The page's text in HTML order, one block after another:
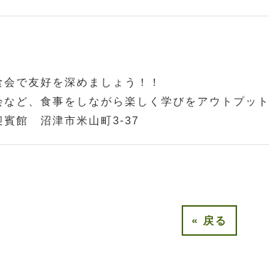
で友好を深めましょう！！
ど、食事をしながら楽しく学びをアウトプット
賓館 沼津市米山町3-37
« 戻る